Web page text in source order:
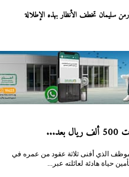
سليمان تخطف الأنظار بهذه الإطلالة
الذي أفنى ثلاثة عقود من عمره في
حياة هادئة لعائلته عبر...